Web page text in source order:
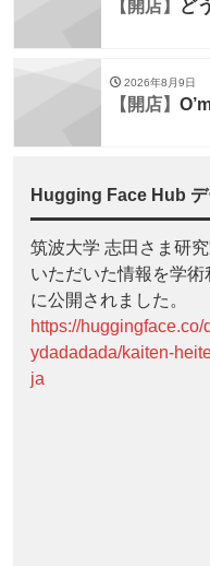
【開店】 ど
2026年8月9日
【開店】
Hugging Face Hub デ
筑波大学 志田さま研
いただいた情報を学
に公開されました。
https://huggingface.co/
ydadadada/kaiten-
ja